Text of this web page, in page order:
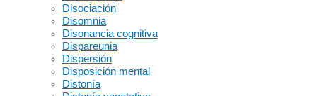
Disociación
Disomnia
Disonancia cognitiva
Dispareunia
Dispersión
Disposición mental
Distonía